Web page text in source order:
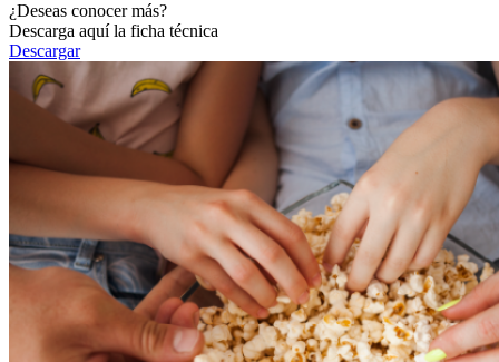
¿Deseas conocer más?
Descarga aquí la ficha técnica
Descargar